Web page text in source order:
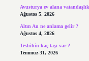
Avusturya ev alana
Ağustos 5, 2026
Altın Au ne anlama gelir ?
Ağustos 4, 2026
Tesbihin kaç taşı var ?
Temmuz 31, 2026